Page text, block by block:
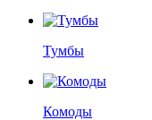
Тумбы
Комоды